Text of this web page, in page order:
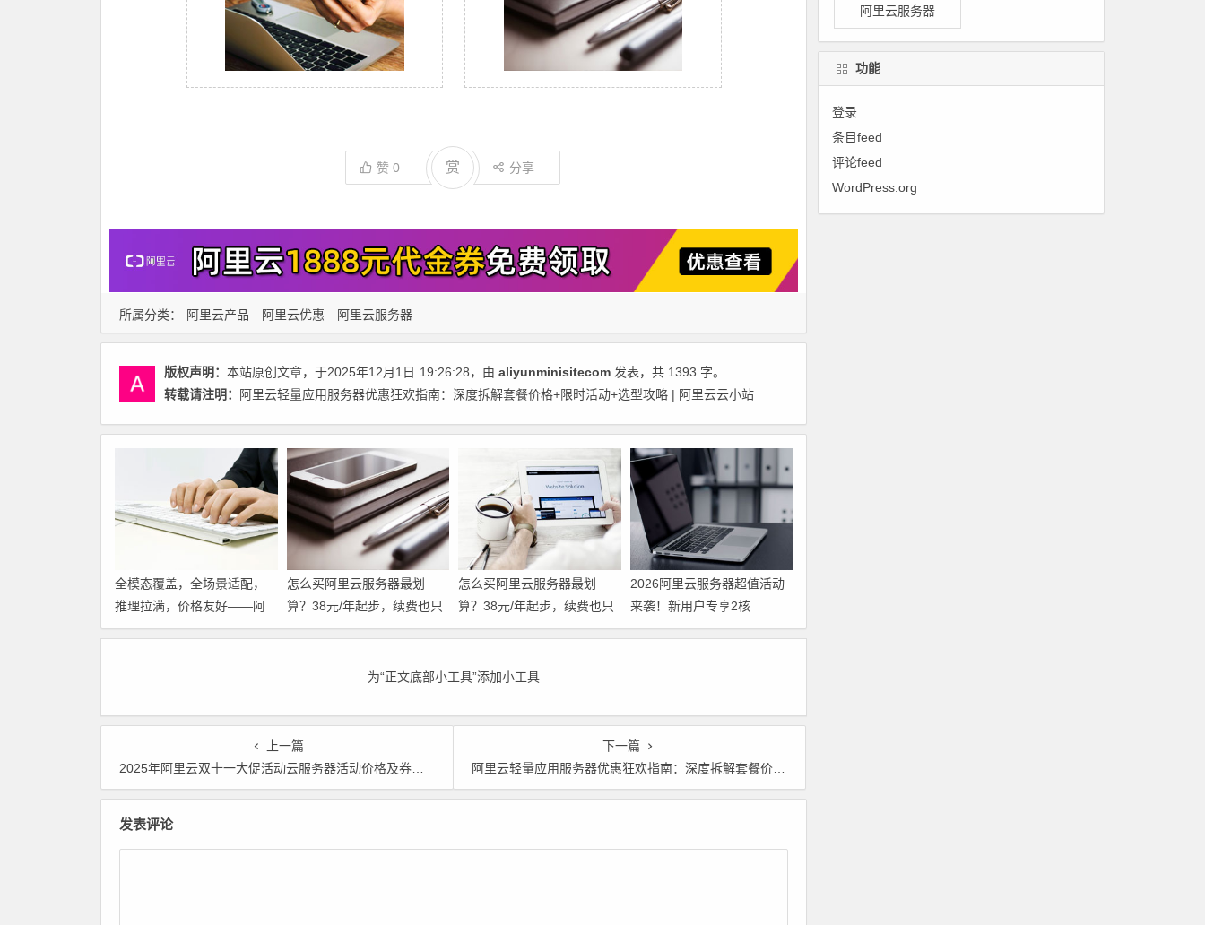
赞 0 赏 分享
所属分类： 阿里云产品 阿里云优惠 阿里云服务器
版权声明： 本站原创文章，于2025年12月1日 19:26:28，由 aliyunminisitecom 发表，共 1393 字。
转载请注明：
阿里云轻量应用服务器优惠狂欢指南：深度拆解套餐价格+限时活动+选型攻略 | 阿里云云小站
全模态覆盖，全场景适配，
推理拉满，价格友好——阿
里云千问大模型，企业AI落
怎么买阿里云服务器最划
算？38元/年起步，续费也只
要99元，这份省钱攻略请收
怎么买阿里云服务器最划
算？38元/年起步，续费也只
要99元，这份省钱攻略请收
2026阿里云服务器超值活动
来袭！新用户专享2核
2G+200M带宽配置，低至38
为“正文底部小工具”添加小工具
上一篇
2025年阿里云双十一大促活动云服务器活动价格及券后价格汇总 领代金券
下一篇
阿里云轻量应用服务器优惠狂欢指南：深度拆解套餐价格+限时活动+选型攻略 领代金券
发表评论
阿里云服务器
功能
登录
条目feed
评论feed
WordPress.org